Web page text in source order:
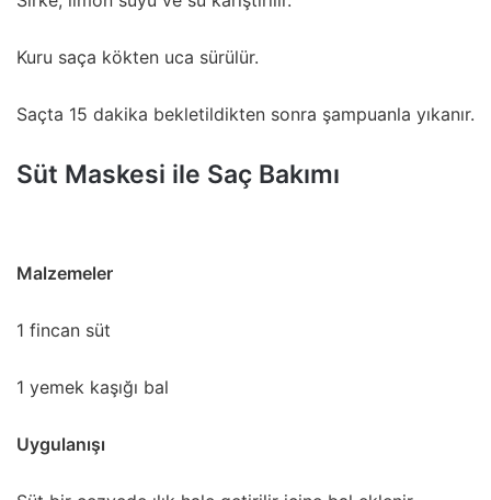
Kuru saça kökten uca sürülür.
Saçta 15 dakika bekletildikten sonra şampuanla yıkanır.
Süt Maskesi ile Saç Bakımı
Malzemeler
1 fincan süt
1 yemek kaşığı bal
Uygulanışı